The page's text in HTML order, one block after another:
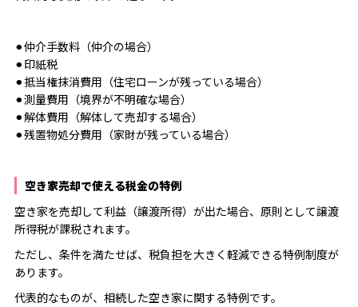
⚫︎仲介手数料（仲介の場合）
⚫︎印紙税
⚫︎抵当権抹消費用（住宅ローンが残っている場合）
⚫︎測量費用（境界が不明確な場合）
⚫︎解体費用（解体して売却する場合）
⚫︎残置物処分費用（家財が残っている場合）
空き家売却で使える税金の特例
空き家を売却して利益（譲渡所得）が出た場合、原則として譲渡
所得税が課税されます。
ただし、条件を満たせば、税負担を大きく軽減できる特例制度が
あります。
代表的なものが、相続した空き家に関する特例です。